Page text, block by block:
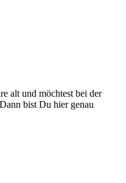
alt und möchtest bei der
bist Du hier genau